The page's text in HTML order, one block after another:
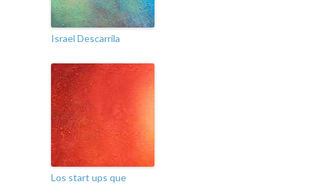
Israel Descarrila
Los start ups que